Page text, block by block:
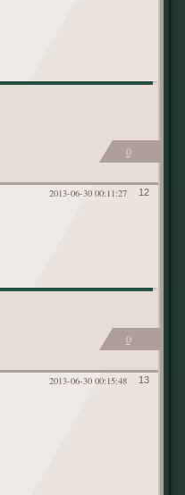
0
12
2013-06-30 00:11:27
0
13
2013-06-30 00:15:48